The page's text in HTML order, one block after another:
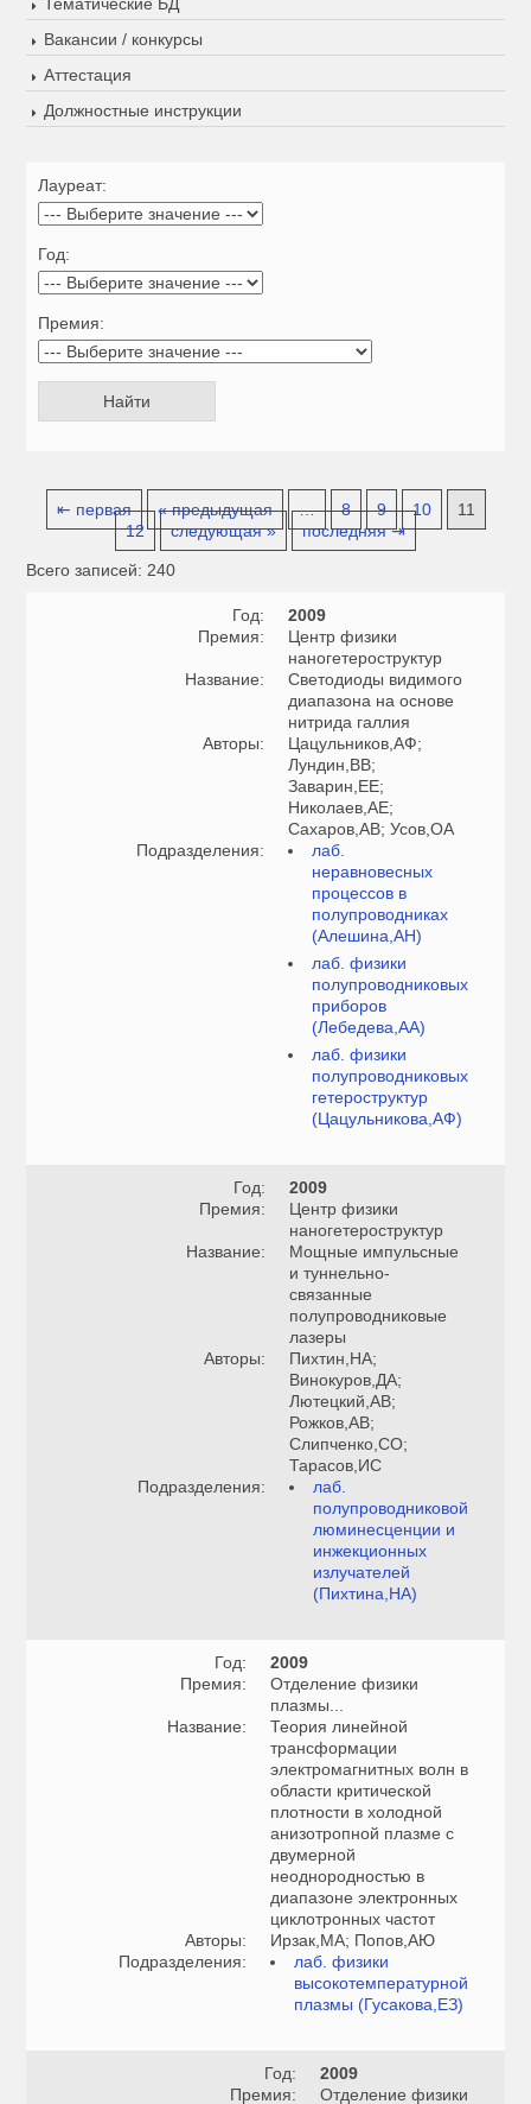
Вакансии / конкурсы
Аттестация
Должностные инструкции
Лауреат:
Год:
Премия:
⇤ первая « предыдущая … 8 9 10
11
12
следующая » последняя ⇥
Всего записей: 240
Год:
2009
Премия:
Центр физики
наногетероструктур
Название:
Светодиоды видимого
диапазона на основе
нитрида галлия
Авторы:
Цацульников,АФ;
Лундин,ВВ;
Заварин,ЕЕ;
Николаев,АЕ;
Сахаров,АВ; Усов,ОА
Подразделения:
лаб.
неравновесных
процессов в
полупроводниках
(Алешина,АН)
лаб. физики
полупроводниковых
приборов
(Лебедева,АА)
лаб. физики
полупроводниковых
гетероструктур
(Цацульникова,АФ)
Год:
2009
Премия:
Центр физики
наногетероструктур
Название:
Мощные импульсные
и туннельно-
связанные
полупроводниковые
лазеры
Авторы:
Пихтин,НА;
Винокуров,ДА;
Лютецкий,АВ;
Рожков,АВ;
Слипченко,СО;
Тарасов,ИС
Подразделения:
лаб.
полупроводниковой
люминесценции и
инжекционных
излучателей
(Пихтина,НА)
Год:
2009
Премия:
Отделение физики
плазмы...
Название:
Теория линейной
трансформации
электромагнитных волн в
области критической
плотности в холодной
анизотропной плазме с
двумерной
неоднородностью в
диапазоне электронных
циклотронных частот
Авторы:
Ирзак,МА; Попов,АЮ
Подразделения:
лаб. физики
высокотемпературной
плазмы (Гусакова,ЕЗ)
Год:
2009
Премия:
Отделение физики